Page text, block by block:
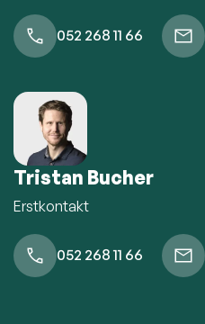
052 268 11 66
Tristan Bucher
Erstkontakt
052 268 11 66